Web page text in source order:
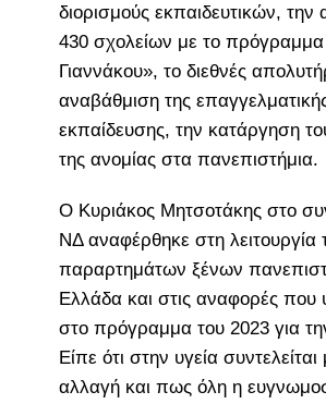
διορισμούς εκπαιδευτικών, την
430 σχολείων με το πρόγραμμα
Γιαννάκου», το διεθνές
αναβάθμιση της
εκπαίδευσης, την κατάργηση
της ανομίας στα πανεπιστήμια.
Ο Κυριάκος Μητσοτάκης στο
ΝΔ αναφέρθηκε στη
παραρτημάτων ξένων
Ελλάδα και στις αναφορές που
στο πρόγραμμα του 2023 για
Είπε ότι στην υγεία
αλλαγή και πως όλη η